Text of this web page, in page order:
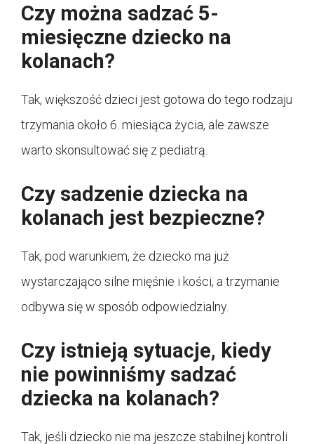
Czy można sadzać 5-
miesięczne dziecko na
kolanach?
Tak, większość dzieci jest gotowa do tego rodzaju
trzymania około 6. miesiąca życia, ale zawsze
warto skonsultować się z pediatrą.
Czy sadzenie dziecka na
kolanach jest bezpieczne?
Tak, pod warunkiem, że dziecko ma już
wystarczająco silne mięśnie i kości, a trzymanie
odbywa się w sposób odpowiedzialny.
Czy istnieją sytuacje, kiedy
nie powinniśmy sadzać
dziecka na kolanach?
Tak, jeśli dziecko nie ma jeszcze stabilnej kontroli